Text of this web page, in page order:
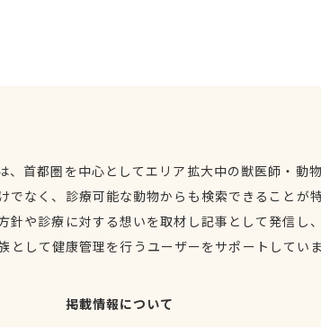
、首都圏を中心としてエリア拡大中の獣医師・動
でなく、診療可能な動物からも検索できることが
針や診療に対する想いを取材し記事として発信し
として健康管理を行うユーザーをサポートしてい
掲載情報について